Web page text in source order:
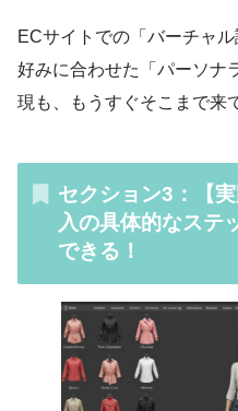
ECサイトでの「バーチャ
好みに合わせた「パーソナ
現も、もうすぐそこまで来
セクション3：【
入の具体的なステ
できる！